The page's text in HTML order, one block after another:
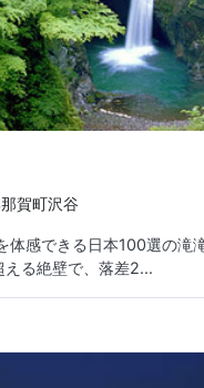
賀町沢谷
体感できる日本100選の滝
る絶壁で、落差2...